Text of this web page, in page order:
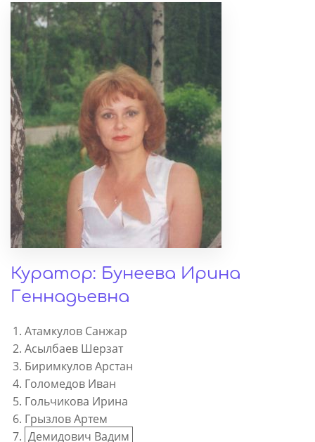
Куратор: Бунеева Ирина
Геннадьевна
Атамкулов Санжар
Асылбаев Шерзат
Биримкулов Арстан
Голомедов Иван
Гольчикова Ирина
Грызлов Артем
Демидович Вадим